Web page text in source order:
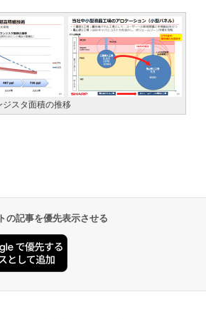
ジスタ面積の推移
の記事を優先表示させる